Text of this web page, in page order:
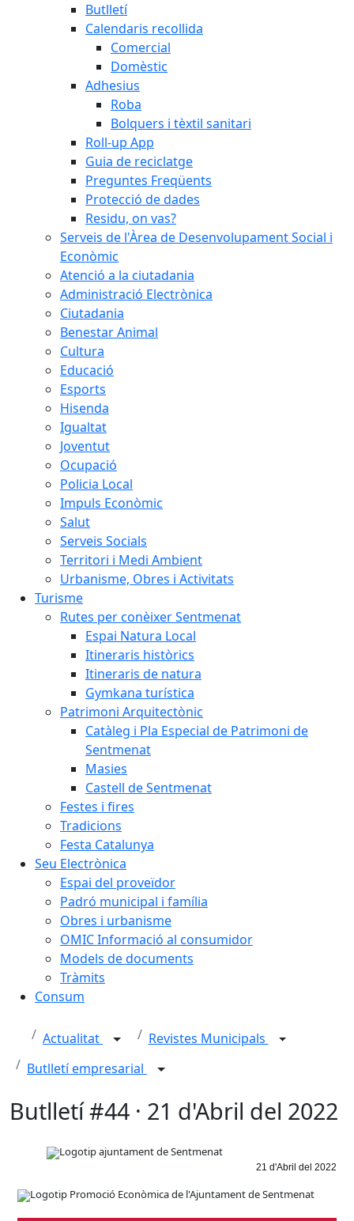
Butlletí
Calendaris recollida
Comercial
Domèstic
Adhesius
Roba
Bolquers i tèxtil sanitari
Roll-up App
Guia de reciclatge
Preguntes Freqüents
Protecció de dades
Residu, on vas?
Serveis de l'Àrea de Desenvolupament Social i
Econòmic
Atenció a la ciutadania
Administració Electrònica
Ciutadania
Benestar Animal
Cultura
Educació
Esports
Hisenda
Igualtat
Joventut
Ocupació
Policia Local
Impuls Econòmic
Salut
Serveis Socials
Territori i Medi Ambient
Urbanisme, Obres i Activitats
Turisme
Rutes per conèixer Sentmenat
Espai Natura Local
Itineraris històrics
Itineraris de natura
Gymkana turística
Patrimoni Arquitectònic
Catàleg i Pla Especial de Patrimoni de
Sentmenat
Masies
Castell de Sentmenat
Festes i fires
Tradicions
Festa Catalunya
Seu Electrònica
Espai del proveïdor
Padró municipal i família
Obres i urbanisme
OMIC Informació al consumidor
Models de documents
Tràmits
Consum
Actualitat
Revistes Municipals
Butlletí empresarial
Butlletí #44 · 21 d'Abril del 2022
21 d'Abril del 2022